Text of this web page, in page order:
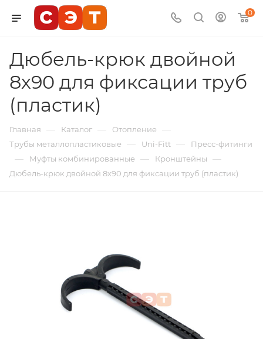
0
Дюбель-крюк двойной
8х90 для фиксации труб
(пластик)
Главная — Каталог — Отопление —
Трубы металлопластиковые — Uni-Fitt — Пресс-фитинги
— Муфты комбинированные — Кронштейны —
Дюбель-крюк двойной 8х90 для фиксации труб (пластик)